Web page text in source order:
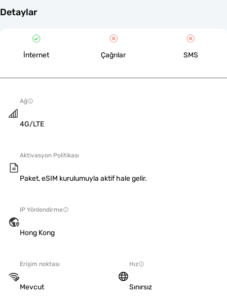
Detaylar
İnternet Çağrılar SMS
Ağ
4G/LTE
Aktivasyon Politikası
Paket, eSIM kurulumuyla aktif hale gelir.
IP Yönlendirme
Hong Kong
Erişim noktası
Mevcut
Hız
Sınırsız